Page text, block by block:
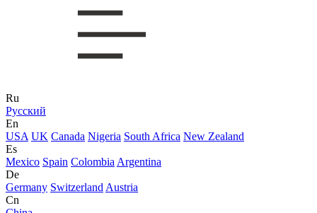
Ru
Русский
En
USA UK Canada Nigeria South Africa New Zealand
Es
Mexico Spain Colombia Argentina
De
Germany Switzerland Austria
Cn